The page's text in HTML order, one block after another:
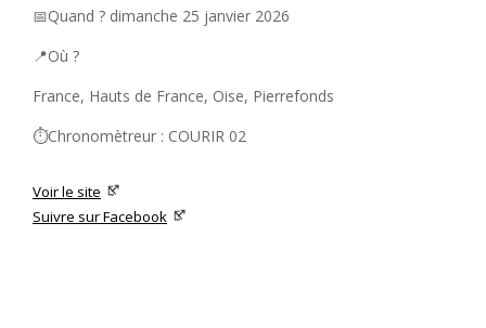
📅Quand ? dimanche 25 janvier 2026
📍Où ?
France, Hauts de France, Oise, Pierrefonds
⏱️Chronomètreur : COURIR 02
Voir le site
Suivre sur Facebook